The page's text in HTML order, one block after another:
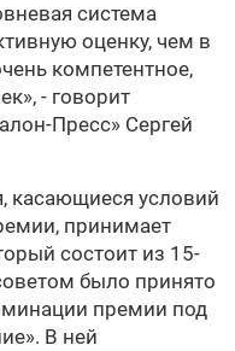
система
оценку, чем в
компетентное,
- говорит
Пресс» Сергей
касающиеся условий
принимает
состоит из 15-
было принято
премии под
В ней